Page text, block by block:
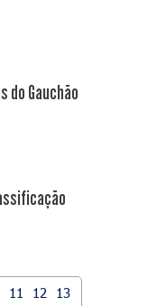
Gauchão
11 12
13